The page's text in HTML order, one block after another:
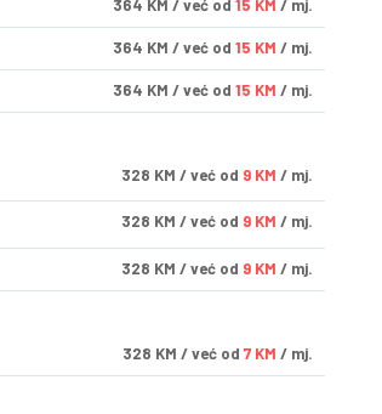
364 KM / već od 15 KM / mj.
364 KM / već od 15 KM / mj.
364 KM / već od 15 KM / mj.
328 KM / već od 9 KM / mj.
328 KM / već od 9 KM / mj.
328 KM / već od 9 KM / mj.
328 KM / već od 7 KM / mj.